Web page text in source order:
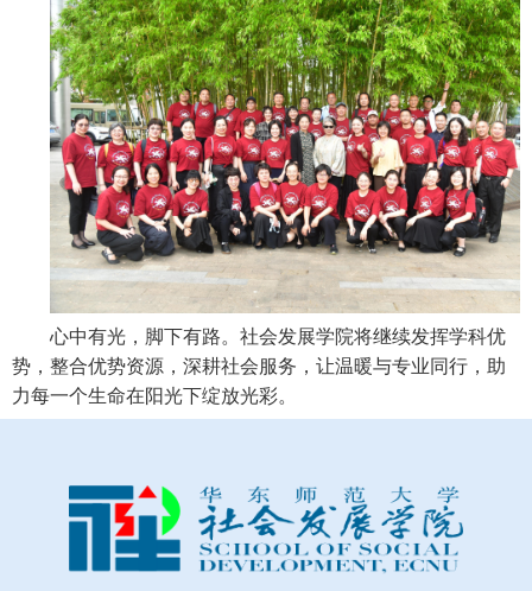
心中有光，脚下有路。社会发展学院将继续发挥学科优
势， 整合优势资源， 深耕社会服务，让温暖与专业同行，助
力每一个生命在阳光下绽放光彩。